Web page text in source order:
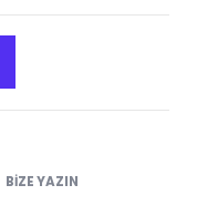
BIZE YAZIN